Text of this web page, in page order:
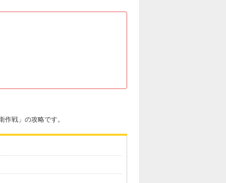
戦」の攻略です。